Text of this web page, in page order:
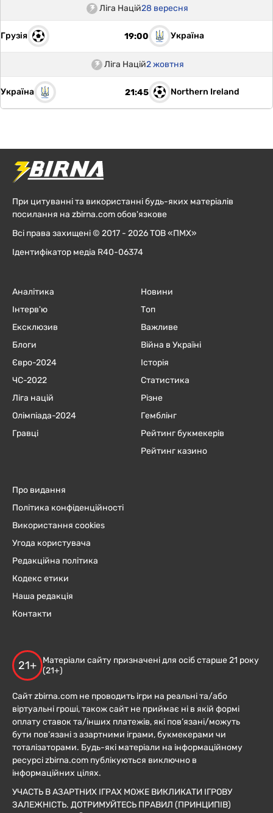
Ліга Націй28 вересня
Грузія 19:00 Україна
Ліга Націй2 жовтня
Україна 21:45 Northern Ireland
При цитуванні та використанні будь-яких матеріалів
посилання на zbirna.com обов'язкове
Всі права захищені © 2017 - 2026 ТОВ «ПМХ»
Ідентифікатор медіа R40-06374
Аналітика
Інтерв'ю
Ексклюзив
Блоги
Євро-2024
ЧC-2022
Ліга націй
Олімпіада-2024
Гравці
Новини
Топ
Важливе
Війна в Україні
Історія
Статистика
Різне
Гемблінг
Рейтинг букмекерів
Рейтинг казино
Про видання
Політика конфіденційності
Використання cookies
Угода користувача
Редакційна політика
Кодекс етики
Наша редакція
Контакти
21+
Матеріали сайту призначені для осіб старше 21 року
(21+)
Сайт zbirna.com не проводить ігри на реальні та/або
віртуальні гроші, також сайт не приймає ні в якій формі
оплату ставок та/інших платежів, які пов’язані/можуть
бути пов’язані з азартними іграми, букмекерами чи
тоталізаторами. Будь-які матеріали на інформаційному
ресурсі zbirna.com публікуються виключно в
інформаційних цілях.
УЧАСТЬ В АЗАРТНИХ ІГРАХ МОЖЕ ВИКЛИКАТИ ІГРОВУ
ЗАЛЕЖНІСТЬ. ДОТРИМУЙТЕСЬ ПРАВИЛ (ПРИНЦИПІВ)